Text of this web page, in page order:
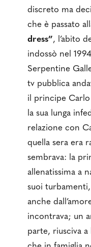
discreto ma
che è passato
dress”, l’abito
indossò nel
Serpentine
tv pubblica
il principe
la sua lunga
relazione con
quella sera era
sembrava: la
allenatissima a
suoi
anche
incontrava; un
parte, riusciva